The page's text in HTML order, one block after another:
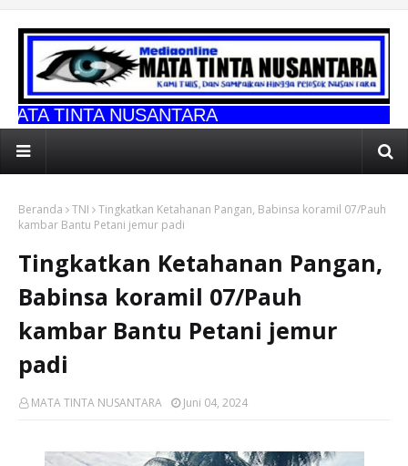
Beranda TNI
Tingkatkan Ketahanan Pangan, Babinsa koramil 07/Pauh
kambar Bantu Petani jemur padi
Tingkatkan Ketahanan Pangan,
Babinsa koramil 07/Pauh
kambar Bantu Petani jemur
padi
MATA TINTA NUSANTARA Juni 04, 2024